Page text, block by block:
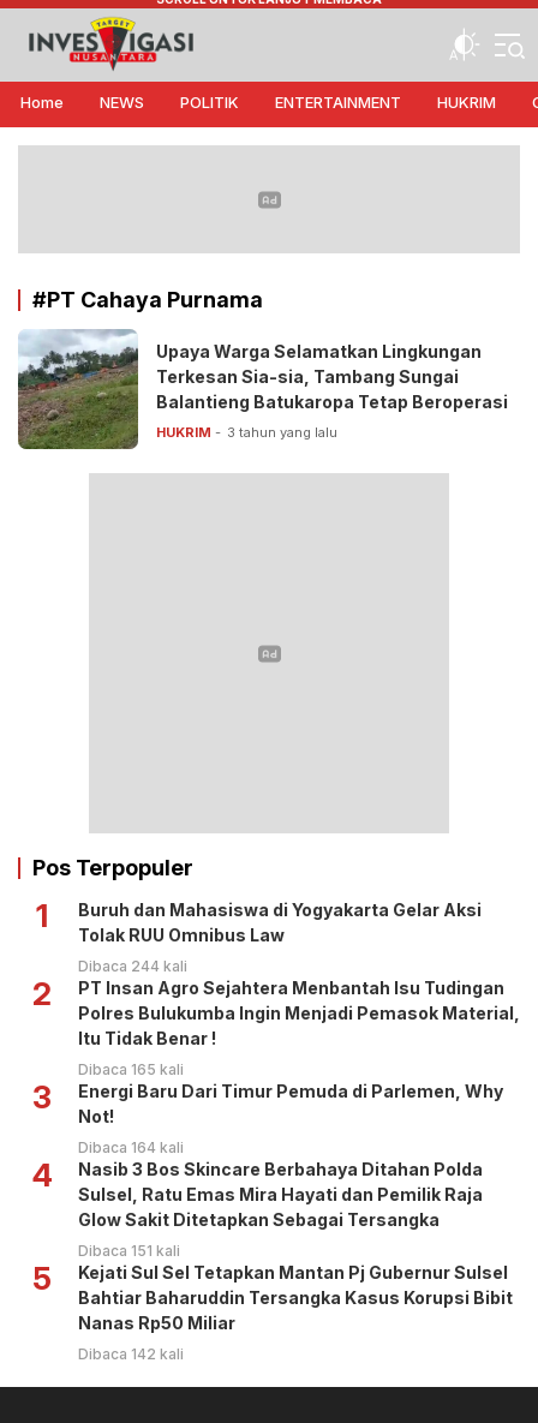
Target Investigasi Nusantara
Edukasi Nusantara
Home NEWS POLITIK ENTERTAINMENT HUKRIM
#PT Cahaya Purnama
Upaya Warga Selamatkan Lingkungan
Terkesan Sia-sia, Tambang Sungai
Balantieng Batukaropa Tetap Beroperasi
HUKRIM 3 tahun yang lalu
Pos Terpopuler
1
Buruh dan Mahasiswa di Yogyakarta Gelar Aksi
Tolak RUU Omnibus Law
Dibaca 244 kali
2
PT Insan Agro Sejahtera Menbantah Isu Tudingan
Polres Bulukumba Ingin Menjadi Pemasok Material,
Itu Tidak Benar !
Dibaca 165 kali
3
Energi Baru Dari Timur Pemuda di Parlemen, Why
Not!
Dibaca 164 kali
4
Nasib 3 Bos Skincare Berbahaya Ditahan Polda
Sulsel, Ratu Emas Mira Hayati dan Pemilik Raja
Glow Sakit Ditetapkan Sebagai Tersangka
Dibaca 151 kali
5
Kejati Sul Sel Tetapkan Mantan Pj Gubernur Sulsel
Bahtiar Baharuddin Tersangka Kasus Korupsi Bibit
Nanas Rp50 Miliar
Dibaca 142 kali